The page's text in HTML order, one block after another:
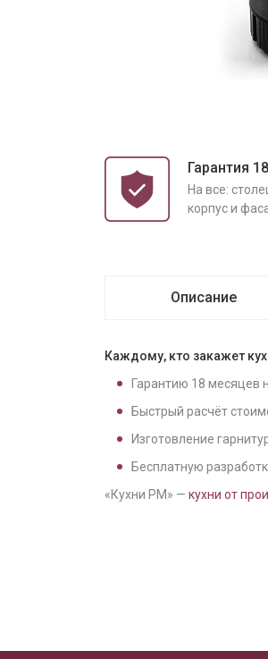
Гарантия
На все:
корпус и
Описание
Каждому, кто закажет
Гарантию 18 месяцев
Быстрый расчёт
Изготовление
Бесплатную
«Кухни РМ» — кухни от